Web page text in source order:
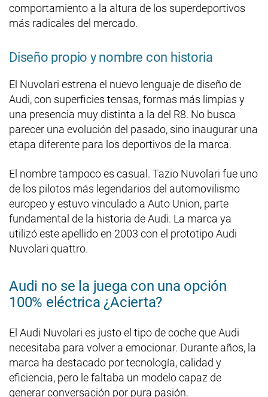
comportamiento a la altura de los superdeportivos
más radicales del mercado.
Diseño propio y nombre con historia
El Nuvolari estrena el nuevo lenguaje de diseño de
Audi, con superficies tensas, formas más limpias y
una presencia muy distinta a la del R8. No busca
parecer una evolución del pasado, sino inaugurar una
etapa diferente para los deportivos de la marca.
El nombre tampoco es casual. Tazio Nuvolari fue uno
de los pilotos más legendarios del automovilismo
europeo y estuvo vinculado a Auto Union, parte
fundamental de la historia de Audi. La marca ya
utilizó este apellido en 2003 con el prototipo Audi
Nuvolari quattro.
Audi no se la juega con una opción
100% eléctrica ¿Acierta?
El Audi Nuvolari es justo el tipo de coche que Audi
necesitaba para volver a emocionar. Durante años, la
marca ha destacado por tecnología, calidad y
eficiencia, pero le faltaba un modelo capaz de
generar conversación por pura pasión.